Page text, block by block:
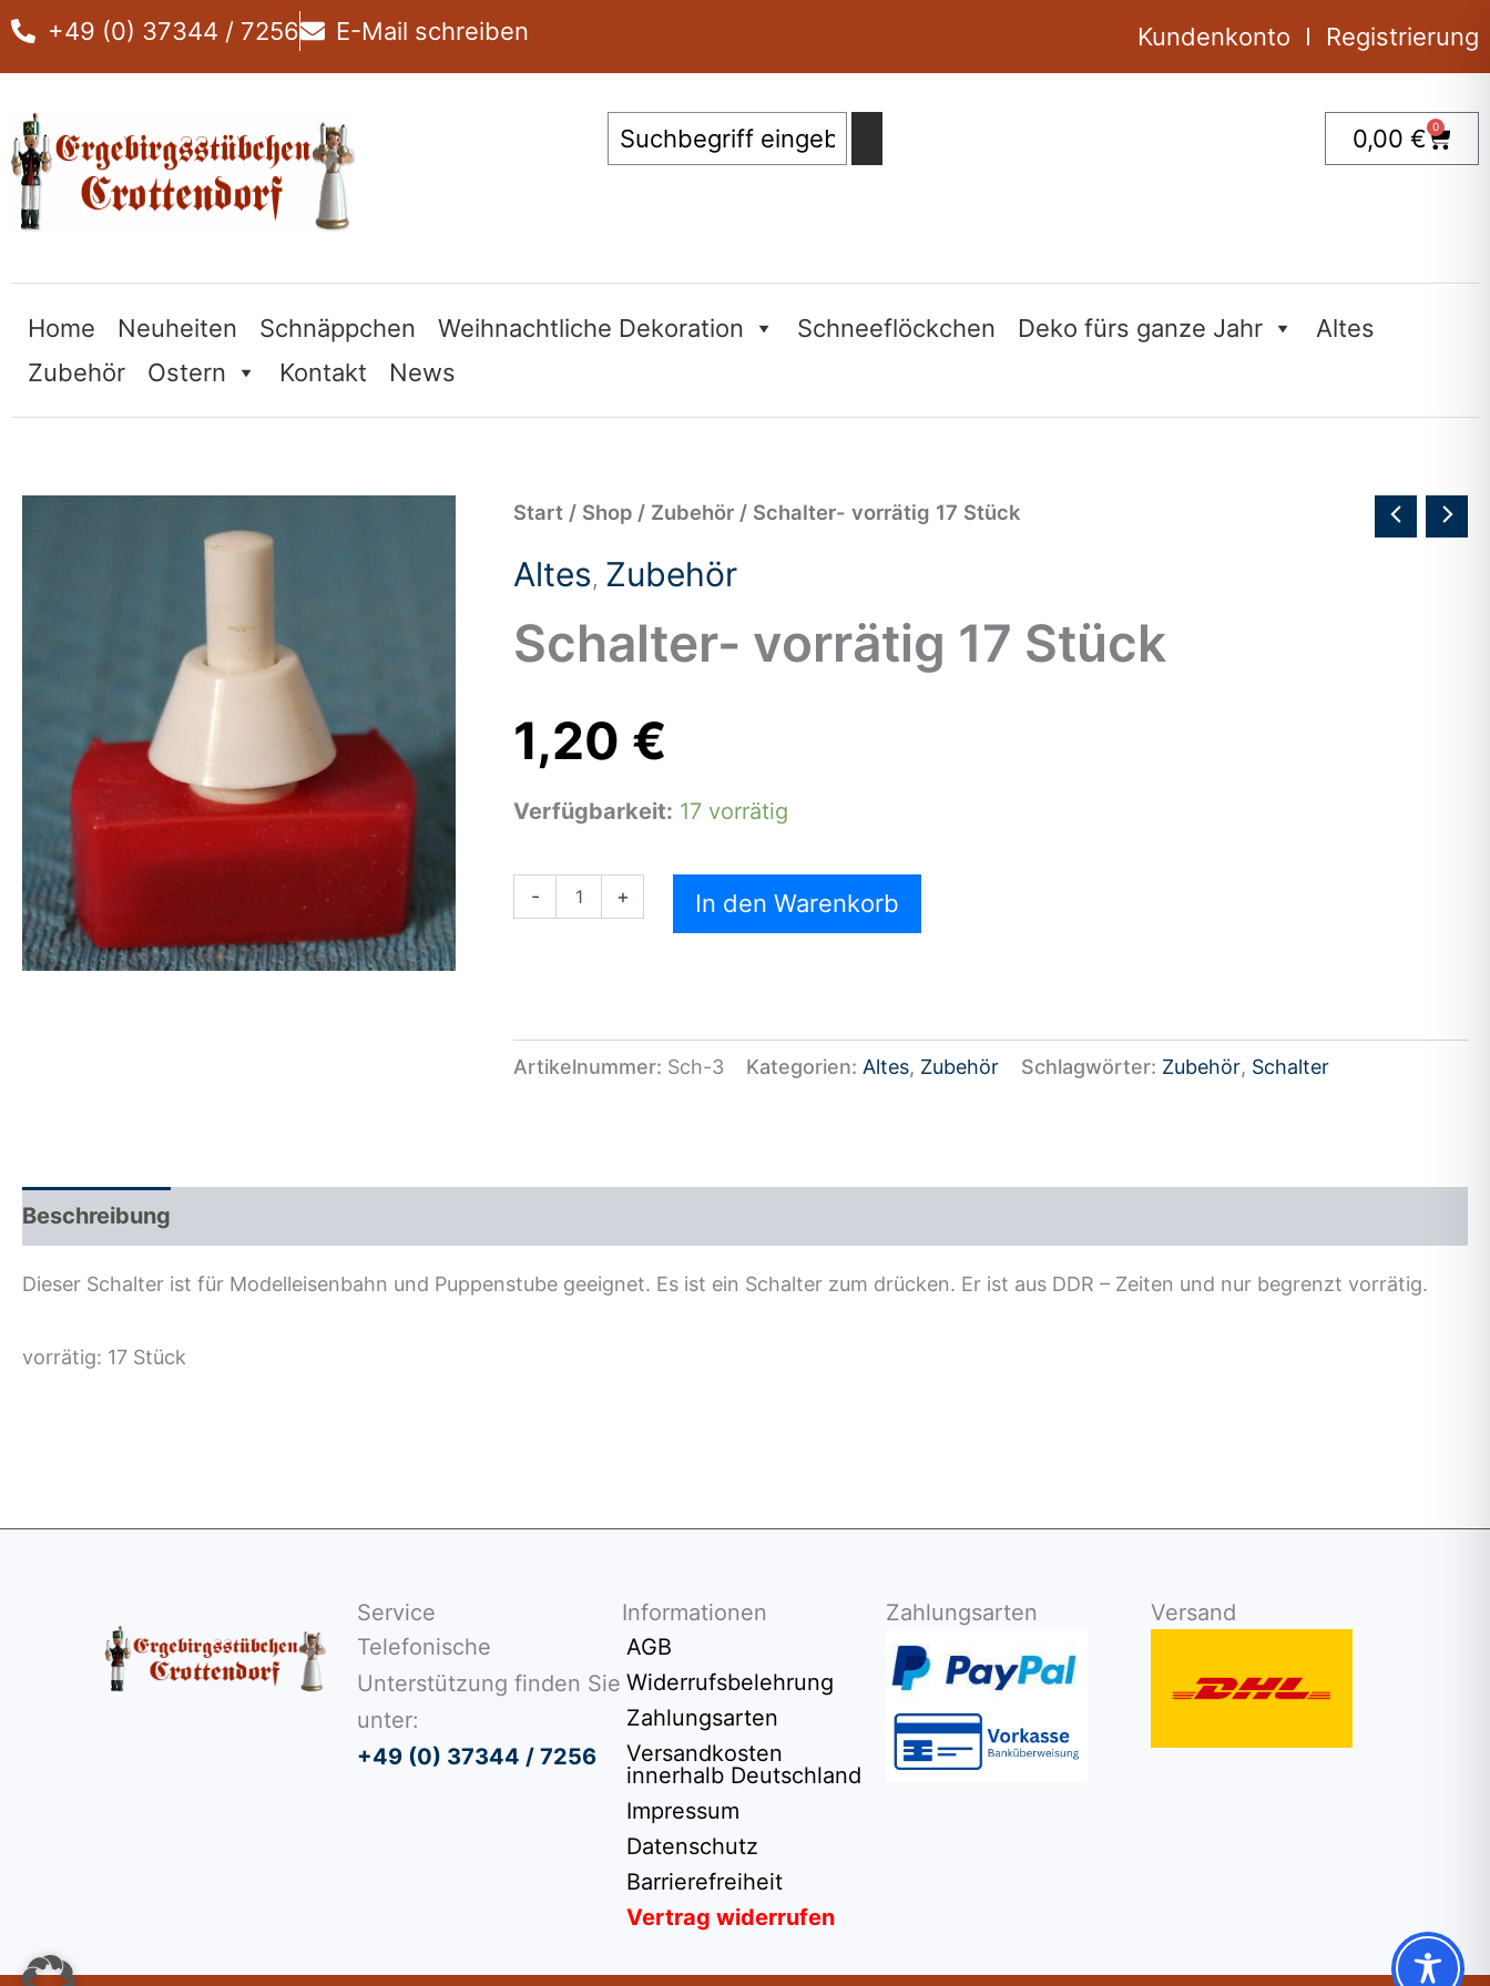
Zum
+49 (0) 37344 / 7256 E-Mail schreiben Kundenkonto Registrierung
0,00 € 0
Home Neuheiten Schnäppchen Weihnachtliche Dekoration Schneeflöckchen Deko fürs ganze Jahr
Altes
Zubehör
Ostern Kontakt News
Start / Shop / Zubehör / Schalter- vorrätig 17 Stück
Altes, Zubehör
Schalter- vorrätig 17 Stück
1,20 €
Verfügbarkeit: 17 vorrätig
-
Schalter-
vorrätig
Stück
Menge
+ In den Warenkorb
Artikelnummer: Sch-3 Kategorien: Altes, Zubehör Schlagwörter: Zubehör, Schalter
Beschreibung
Dieser Schalter ist für Modelleisenbahn und Puppenstube geeignet. Es ist ein Schalter zum drücken. Er ist aus DDR – Zeiten und nur begrenzt vorrätig.
vorrätig: 17 Stück
Service
Telefonische
Unterstützung finden Sie
unter:
+49 (0) 37344 / 7256
Informationen
AGB
Widerrufsbelehrung
Zahlungsarten
Versandkosten
innerhalb Deutschland
Impressum
Datenschutz
Barrierefreiheit
Vertrag widerrufen
Zahlungsarten Versand